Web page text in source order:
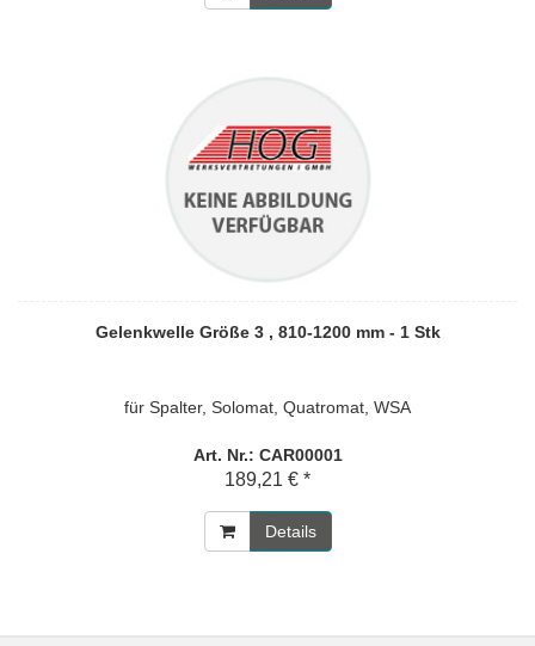
Gelenkwelle Größe 3 , 810-1200 mm - 1 Stk
für Spalter, Solomat, Quatromat, WSA
Art. Nr.: CAR00001
189,21 € *
Details